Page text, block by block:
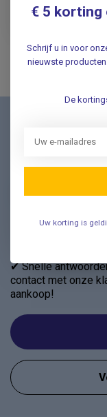
10,96 Excl.
✔ Snelle
contact met onze
aankoop!
Schrijf u in voor
€ 5 korting
Schrijf u in voor
nieuwste
De
Uw korting is